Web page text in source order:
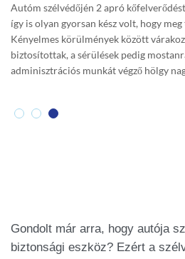
Autóm szélvédőjén 2 apró
így is olyan gyorsan kész volt, hogy
Kényelmes körülmények között
biztosítottak, a sérülések pedig
adminisztrációs munkát végző hölgy
Gondolt már arra, hogy autója
biztonsági eszköz? Ezért a